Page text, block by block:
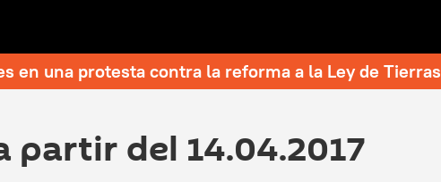
en una protesta contra la reforma a la Ley de Tierras
partir del 14.04.2017